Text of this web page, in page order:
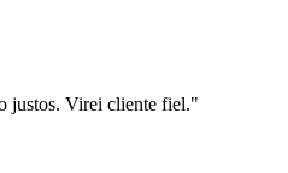
justos. Virei cliente fiel."